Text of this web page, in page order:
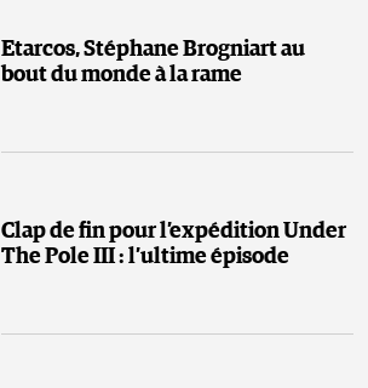
Etarcos, Stéphane Brogniart au
bout du monde à la rame
Clap de fin pour l’expédition Under
The Pole III : l’ultime épisode